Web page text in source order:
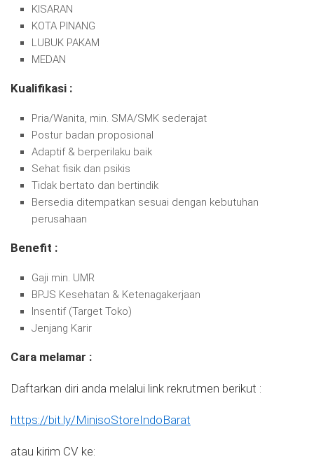
KISARAN
KOTA PINANG
LUBUK PAКАМ
MEDAN
Kualifikasi :
Pria/Wanita, min. SMA/SMK sederajat
Postur badan proposional
Adaptif & berperilaku baik
Sehat fisik dan psikis
Tidak bertato dan bertindik
Bersedia ditempatkan sesuai dengan kebutuhan
perusahaan
Benefit :
Gaji min. UMR
BPJS Kesehatan & Ketenagakerjaan
Insentif (Target Toko)
Jenjang Karir
Cara melamar :
Daftarkan diri anda melalui link rekrutmen berikut :
https://bit.ly/MinisoStoreIndoBarat
atau kirim CV ke: